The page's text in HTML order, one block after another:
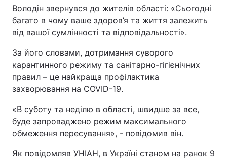
Тема оформлення
Володін звернувся до жителів області: «Сьогодні
багато в чому ваше здоров’я та життя залежить
від вашої сумлінності та відповідальності».
За його словами, дотримання суворого
карантинного режиму та санітарно-гігієнічних
правил – це найкраща профілактика
захворювання на COVID-19.
«В суботу та неділю в області, швидше за все,
буде запроваджено режим максимального
обмеження пересування», - повідомив він.
Як повідомляв УНІАН, в Україні станом на ранок 9